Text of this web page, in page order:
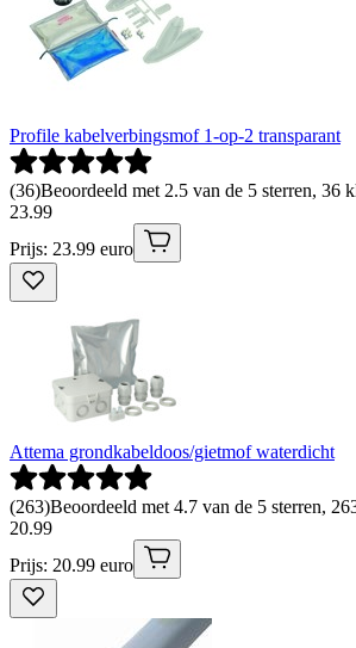
Profile kabelverbingsmof 1-op-2 transparant
(36)Beoordeeld met 2.5 van de 5 sterren, 36
23.99
Prijs: 23.99 euro
Attema grondkabeldoos/gietmof waterdicht
(263)Beoordeeld met 4.7 van de 5 sterren,
20.99
Prijs: 20.99 euro